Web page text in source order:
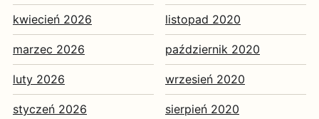
kwiecień 2026
marzec 2026
luty 2026
styczeń 2026
listopad 2020
październik 2020
wrzesień 2020
sierpień 2020